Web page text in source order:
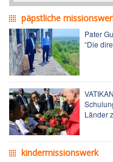
päpstliche
Pater
“Die
Länder
kindermissionswerk